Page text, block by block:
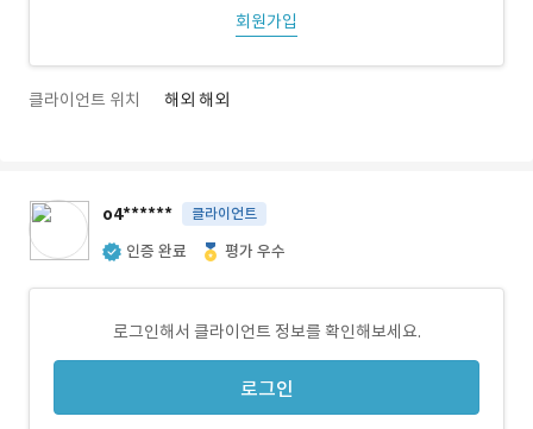
회원가입
클라이언트 위치 해외 해외
o4****** 클라이언트
인증 완료 평가 우수
로그인해서 클라이언트 정보를 확인해보세요.
로그인